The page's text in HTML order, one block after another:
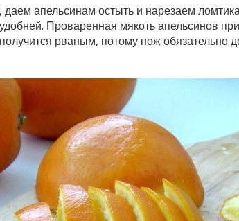
апельсинам остыть и нарезаем
Проваренная мякоть апельсинов
получится рваным, потому нож обязательно